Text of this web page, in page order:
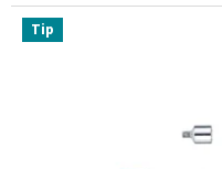
Tip